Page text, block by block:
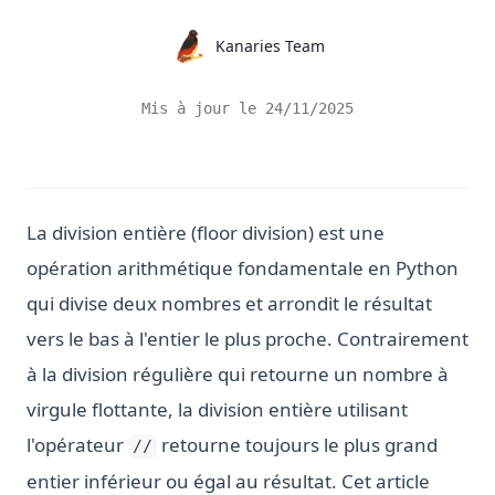
Name
Kanaries Team
Mis à jour le 24/11/2025
La division entière (floor division) est une
opération arithmétique fondamentale en Python
qui divise deux nombres et arrondit le résultat
vers le bas à l'entier le plus proche. Contrairement
à la division régulière qui retourne un nombre à
virgule flottante, la division entière utilisant
l'opérateur // retourne toujours le plus grand
entier inférieur ou égal au résultat. Cet article